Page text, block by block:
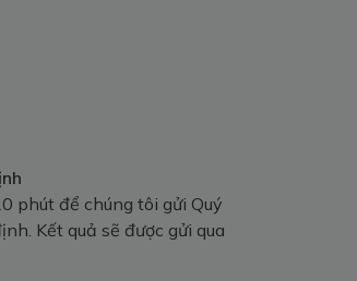
phút để chúng tôi gửi Quý
Kết quả sẽ được gửi qua